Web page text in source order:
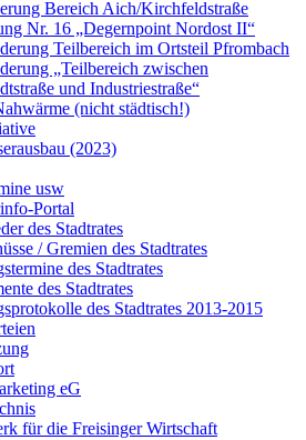
Bereich Aich/Kirchfeldstraße
Nr. 16 „Degernpoint Nordost II“
Teilbereich im Ortsteil Pfrombach
„Teilbereich zwischen
und Industriestraße“
(nicht städtisch!)
(2023)
usw
Portal
des Stadtrates
/ Gremien des Stadtrates
des Stadtrates
des Stadtrates
des Stadtrates 2013-2015
eG
für die Freisinger Wirtschaft